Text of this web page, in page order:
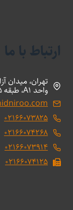
ارتباط با ما
تهران، میدان
واحد A1، طبقه 5
۰۲۱۶۶۰۷۳۸۲۵
۰۲۱۶۶۰۷۴۲۶۸
۰۲۱۶۶۰۷۳۹۱۴
۰۲۱۶۶۰۷۴۱۲۵